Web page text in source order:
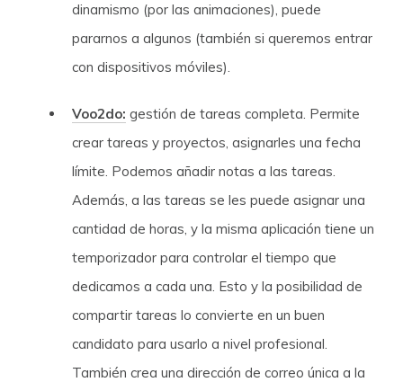
dinamismo (por las animaciones), puede
pararnos a algunos (también si queremos entrar
con dispositivos móviles).
Voo2do: gestión de tareas completa. Permite
crear tareas y proyectos, asignarles una fecha
límite. Podemos añadir notas a las tareas.
Además, a las tareas se les puede asignar una
cantidad de horas, y la misma aplicación tiene un
temporizador para controlar el tiempo que
dedicamos a cada una. Esto y la posibilidad de
compartir tareas lo convierte en un buen
candidato para usarlo a nivel profesional.
También crea una dirección de correo única a la